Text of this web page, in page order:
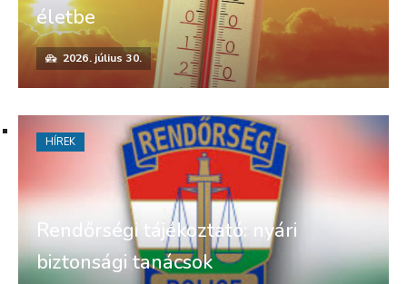
életbe
2026. július 30.
Rendőrségi tájékoztató: nyári
biztonsági tanácsok
HÍREK